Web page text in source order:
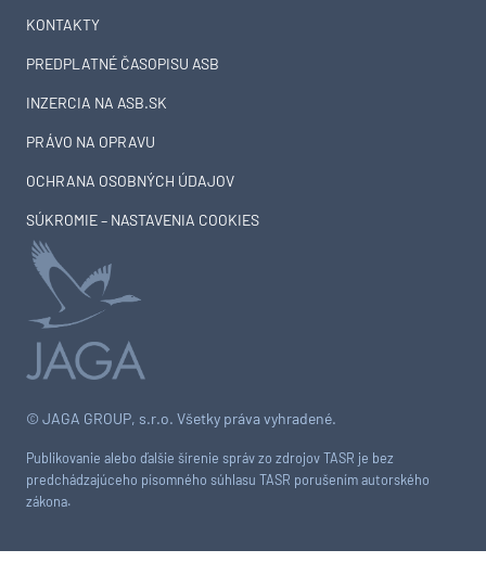
© JAGA GROUP, s.r.o. Všetky práva vyhradené.
Publikovanie alebo ďalšie šírenie správ zo zdrojov TASR je bez
predchádzajúceho písomného súhlasu TASR porušením autorského
zákona.
KONTAKTY
PREDPLATNÉ ČASOPISU ASB
INZERCIA NA ASB.SK
PRÁVO NA OPRAVU
OCHRANA OSOBNÝCH ÚDAJOV
SÚKROMIE – NASTAVENIA COOKIES